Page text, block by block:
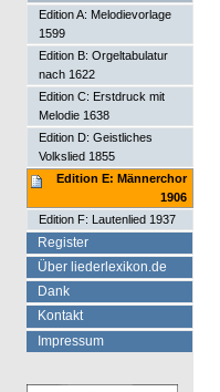
Edition A: Melodievorlage
1599
Edition B: Orgeltabulatur
nach 1622
Edition C: Erstdruck mit
Melodie 1638
Edition D: Geistliches
Volkslied 1855
Edition E: Männerchor
1906
Edition F: Lautenlied 1937
Register
Über liederlexikon.de
Dank
Kontakt
Impressum